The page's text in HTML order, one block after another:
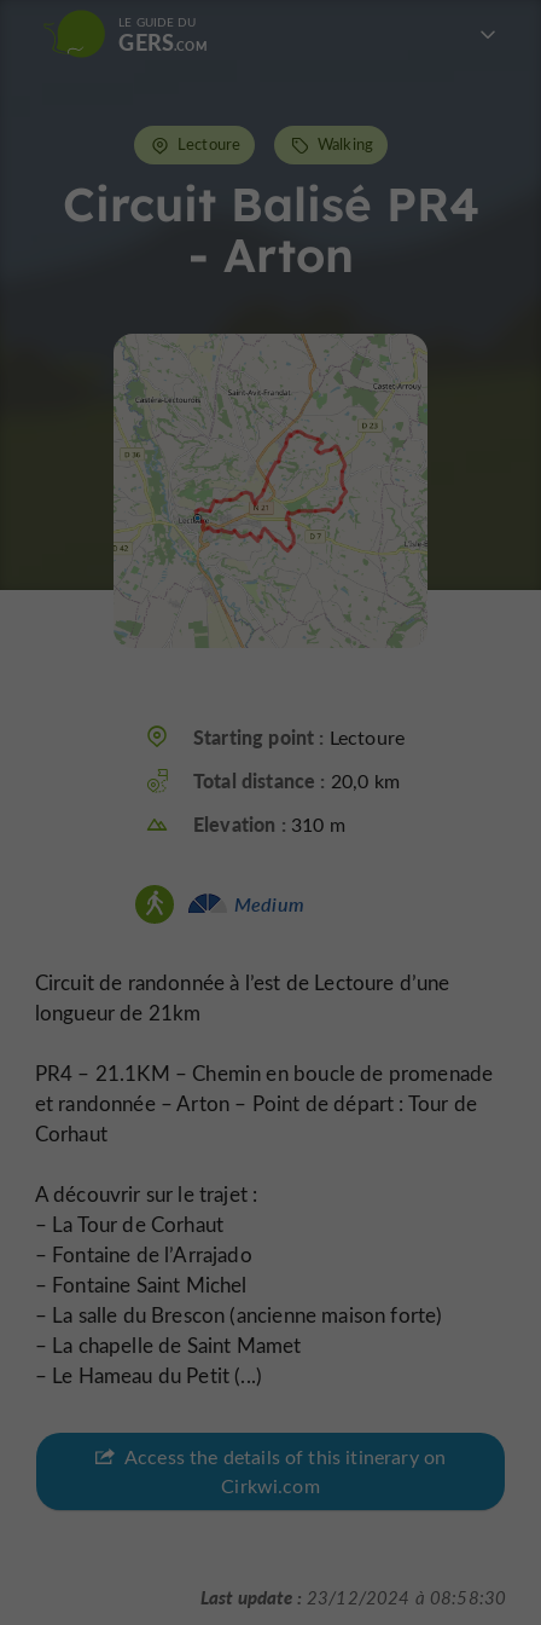
LE GUIDE DU
GERS
Circuit Balisé PR4
- Arton
Lectoure Walking
Starting point : Lectoure
Total distance : 20,0 km
Elevation : 310 m
Medium
Circuit de randonnée à l’est de Lectoure d’une
longueur de 21km
PR4 – 21.1KM – Chemin en boucle de promenade
et randonnée – Arton – Point de départ : Tour de
Corhaut
A découvrir sur le trajet :
– La Tour de Corhaut
– Fontaine de l’Arrajado
– Fontaine Saint Michel
– La salle du Brescon (ancienne maison forte)
– La chapelle de Saint Mamet
– Le Hameau du Petit (...)
Access the details of this itinerary on
Cirkwi.com
Last update : 23/12/2024 à 08:58:30